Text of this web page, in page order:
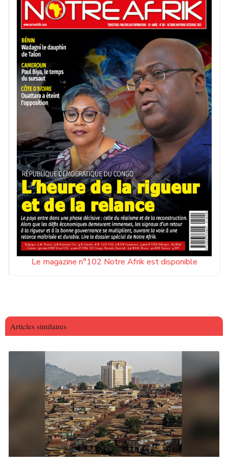
Le magazine n°102 Notre Afrik est disponible
Articles similaires